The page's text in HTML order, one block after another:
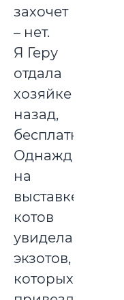
захочет
– нет.
Я Геру
отдала
хозяйке
назад,
бесплатно.
Однажды
на
выставке
котов
увидела
экзотов,
которых